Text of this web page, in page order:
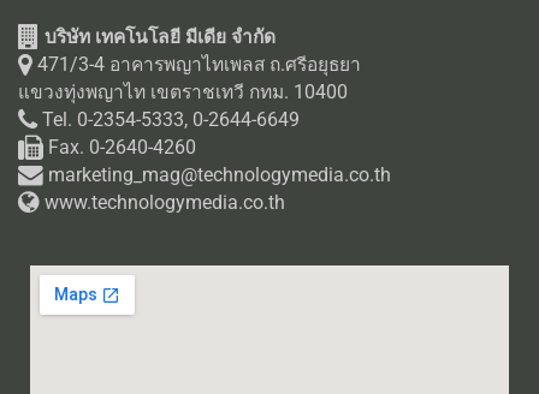
บริษัท เทคโนโลยี มีเดีย จำกัด
471/3-4 อาคารพญาไทเพลส ถ.ศรีอยุธยา
แขวงทุ่งพญาไท เขตราชเทวี กทม. 10400
Tel. 0-2354-5333, 0-2644-6649
Fax. 0-2640-4260
marketing_mag@technologymedia.co.th
www.technologymedia.co.th